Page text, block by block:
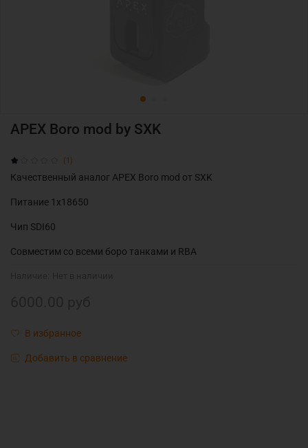
(1)
APEX Boro mod by SXK
В избранное
Добавить в сравнение
Качественный аналог APEX Boro mod от SXK
Питание 1х18650
Чип SDI60
Совместим со всеми боро танками и RBA